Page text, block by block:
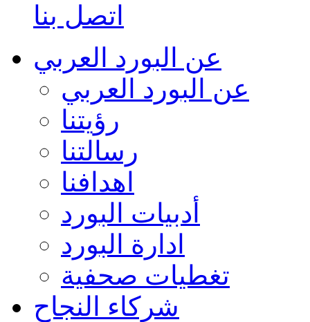
اتصل بنا
عن البورد العربي
عن البورد العربي
رؤيتنا
رسالتنا
اهدافنا
أدبيات البورد
ادارة البورد
تغطيات صحفية
شركاء النجاح